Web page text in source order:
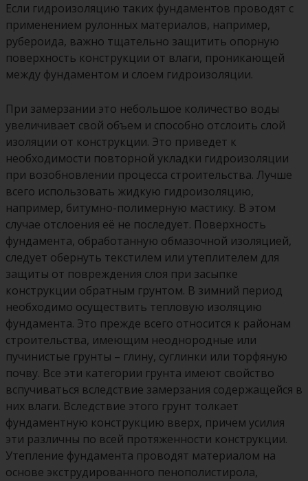
Если гидроизоляцию таких фундаментов проводят с
применением рулонных материалов, например,
рубероида, важно тщательно защитить опорную
поверхность конструкции от влаги, проникающей
между фундаментом и слоем гидроизоляции.
При замерзании это небольшое количество воды
увеличивает свой объем и способно отслоить слой
изоляции от конструкции. Это приведет к
необходимости повторной укладки гидроизоляции
при возобновлении процесса строительства. Лучше
всего использовать жидкую гидроизоляцию,
например, битумно-полимерную мастику. В этом
случае отслоения её не последует. Поверхность
фундамента, обработанную обмазочной изоляцией,
следует обернуть текстилем или утеплителем для
защиты от повреждения слоя при засыпке
конструкции обратным грунтом. В зимний период
необходимо осуществить тепловую изоляцию
фундамента. Это прежде всего относится к районам
строительства, имеющим неоднородные или
пучинистые грунты – глину, суглинки или торфяную
почву. Все эти категории грунта имеют свойство
вспучиваться вследствие замерзания содержащейся в
них влаги. Вследствие этого грунт толкает
фундаментную конструкцию вверх, причем усилия
эти различны по всей протяженности конструкции.
Утепление фундамента проводят материалом на
основе экструдированного пенополистирола,